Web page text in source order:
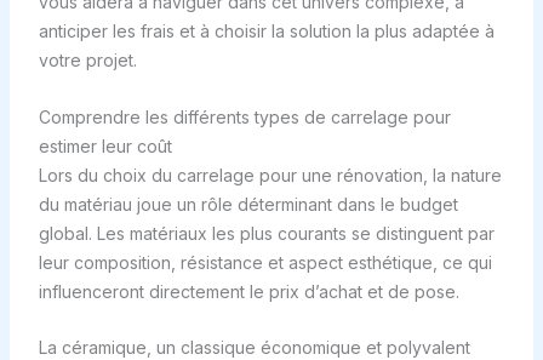
anticiper les frais et à choisir la solution la plus adaptée à
votre projet.
Comprendre les différents types de carrelage pour
estimer leur coût
Lors du choix du carrelage pour une rénovation, la nature
du matériau joue un rôle déterminant dans le budget
global. Les matériaux les plus courants se distinguent par
leur composition, résistance et aspect esthétique, ce qui
influenceront directement le prix d’achat et de pose.
La céramique, un classique économique et polyvalent